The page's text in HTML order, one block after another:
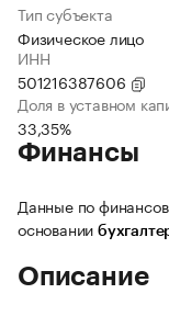
Тип субъекта
Физическое лицо
ИНН
501216387606
Доля в уставном
33,35%
Финансы
Данные по
основании
Описание